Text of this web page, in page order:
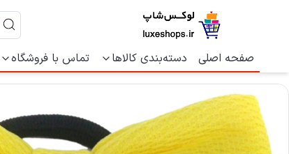
صفحه اصلی دسته‌بندی کالاها تماس با فروشگاه